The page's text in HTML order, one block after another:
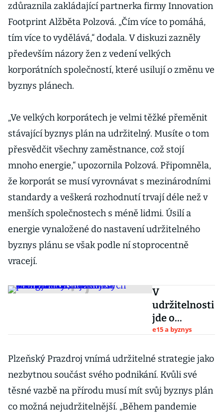
zdůraznila zakládající partnerka firmy Innovation
Footprint Alžběta Polzová. „Čím více to pomáhá,
tím více to vydělává,“ dodala. V diskuzi zazněly
především názory žen z vedení velkých
korporátních společností, které usilují o změnu ve
byznys plánech.
„Ve velkých korporátech je velmi těžké přeměnit
stávající byznys plán na udržitelný. Musíte o tom
přesvědčit všechny zaměstnance, což stojí
mnoho energie,“ upozornila Polzová. Připomněla,
že korporát se musí vyrovnávat s mezinárodními
standardy a veškerá rozhodnutí trvají déle než v
menších společnostech s méně lidmi. Úsilí a
energie vynaložené do nastavení udržitelného
byznys plánu se však podle ní stoprocentně
vracejí.
V
udržitelnosti
jde o
provázanost.
energetickýc
h řešení se
říká šéfka
komunikace
e15 a byznys
Plzeňský Prazdroj vnímá udržitelné strategie jako
nezbytnou součást svého podnikání. Kvůli své
těsné vazbě na přírodu musí mít svůj byznys plán
co možná nejudržitelnější. „Během pandemie